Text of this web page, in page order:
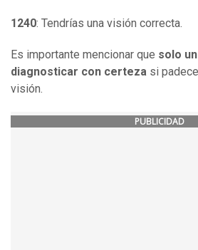
1240: Tendrías una visión correcta.
Es importante mencionar que solo
diagnosticar con certeza si
visión.
PUBLICIDAD